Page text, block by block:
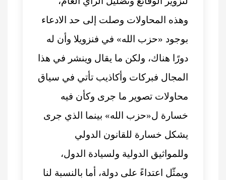
وهذه المحاولات وصلت إلى حد الادعاء
بوجود «حزب الله» في فنزويلا وأن له
دورًا هناك، ولكن ما يقال وينشر في هذا
المجال فبركات وأكاذيب تأتي في سياق
محاولات تصوير ما جرى وكأن فيه
خسارة ل«حزب الله» بينما الذي جرى
يشكل خسارة للقانون الدولي
وللمواثيق الدولية ولسيادة الدول،
ويمثّل اعتداءً على دولة، أما بالنسبة لنا